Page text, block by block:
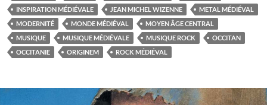
INSPIRATION MÉDIÉVALE
JEAN MICHEL WIZENNE
METAL MÉDIÉVAL
MODERNITÉ
MONDE MÉDIÉVAL
MOYEN ÂGE CENTRAL
MUSIQUE
MUSIQUE MÉDIÉVALE MUSIQUE ROCK
OCCITAN
OCCITANIE
ORIGINEM ROCK MÉDIÉVAL